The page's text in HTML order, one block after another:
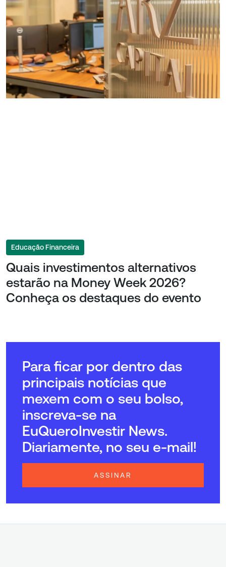
Educação Financeira
Quais investimentos alternativos
estarão na Money Week 2026?
Conheça os destaques do evento
Para ficar por dentro das
principais notícias que
mexem com o seu bolso,
inscreva-se na
EuQueroInvestir News.
Diariamente, no seu e-mail!
ASSINAR